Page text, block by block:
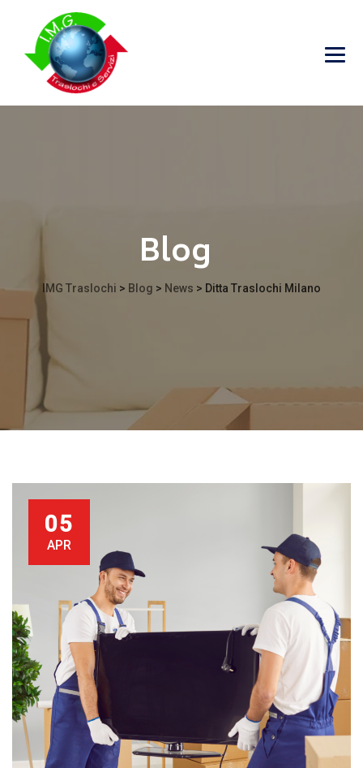
Blog
IMG Traslochi > Blog > News > Ditta Traslochi Milano
05
APR